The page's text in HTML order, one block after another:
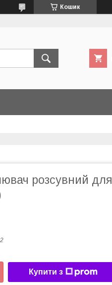
Кошик
розсувний для
Купити з